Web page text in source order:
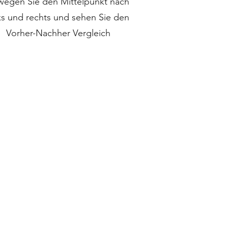
und rechts und sehen Sie den
Vorher-Nachher Vergleich